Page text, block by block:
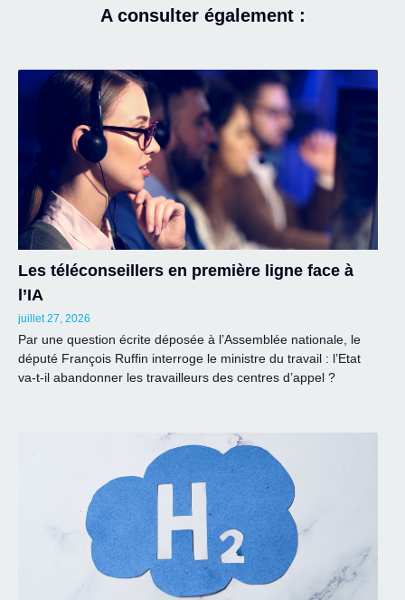
A consulter également :
Les téléconseillers en première ligne face à
l’IA
juillet 27, 2026
Par une question écrite déposée à l’Assemblée nationale, le
député François Ruffin interroge le ministre du travail : l’Etat
va-t-il abandonner les travailleurs des centres d’appel ?